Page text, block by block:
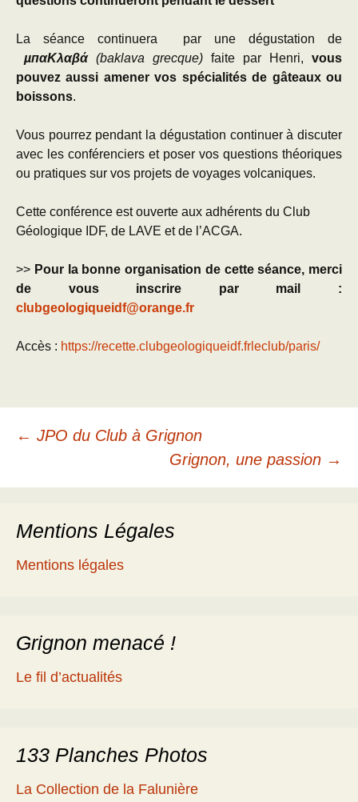
La séance continuera par une dégustation de
µпαKλαβά (baklava grecque) faite par Henri, vous
pouvez aussi amener vos spécialités de gâteaux ou
boissons.
Vous pourrez pendant la dégustation continuer à discuter
avec les conférenciers et poser vos questions théoriques
ou pratiques sur vos projets de voyages volcaniques.
Cette conférence est ouverte aux adhérents du Club
Géologique IDF, de LAVE et de l’ACGA.
>> Pour la bonne organisation de cette séance, merci
de vous inscrire par mail :
clubgeologiqueidf@orange.fr
Accès : https://recette.clubgeologiqueidf.frleclub/paris/
Navigation
des
articles
← JPO du Club à Grignon
Grignon, une passion →
Mentions Légales
Mentions légales
Grignon menacé !
Le fil d’actualités
133 Planches Photos
La Collection de la Falunière